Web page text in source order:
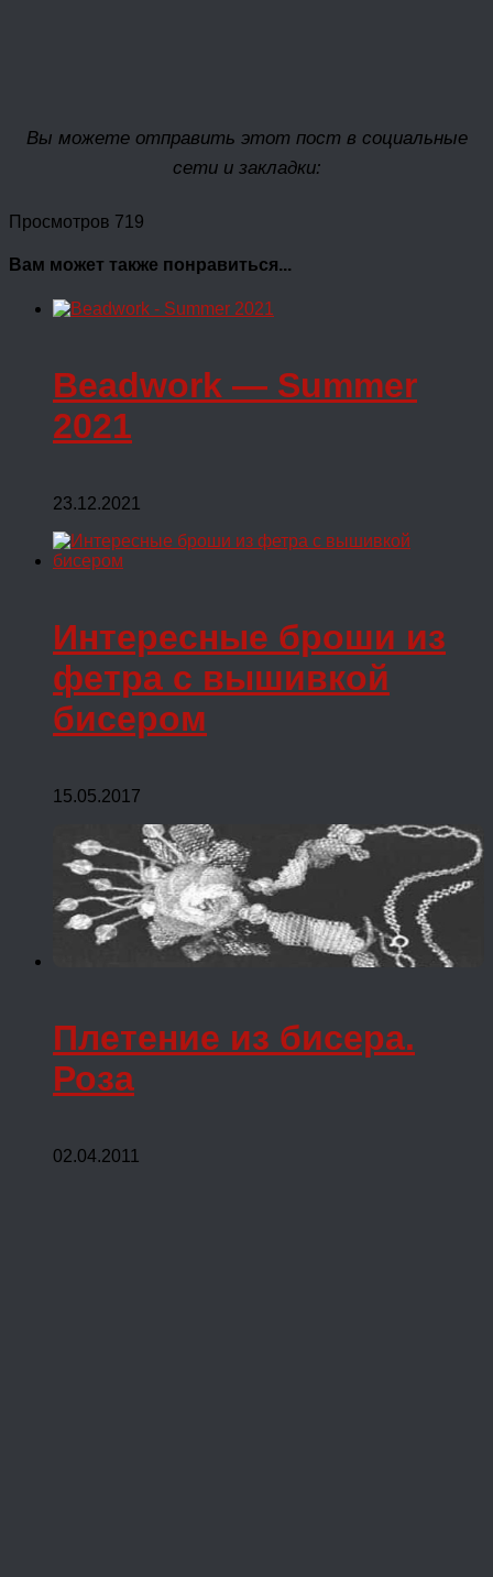
Вы можете отправить этот пост в социальные
сети и закладки:
Просмотров 719
Вам может также понравиться...
Beadwork — Summer
2021
23.12.2021
Интересные броши из
фетра с вышивкой
бисером
15.05.2017
Плетение из бисера.
Роза
02.04.2011